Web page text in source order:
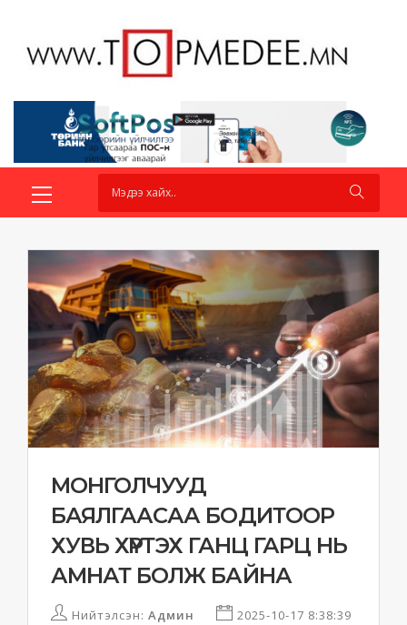
МОНГОЛЧУУД
БАЯЛГААСАА БОДИТООР
ХУВЬ ХҮРТЭХ ГАНЦ ГАРЦ НЬ
АМНАТ БОЛЖ БАЙНА
Нийтэлсэн: Админ
2025-10-17 8:38:39